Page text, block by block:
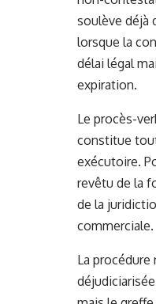
soulève déjà
lorsque la
délai légal
expiration.
Le procès-
constitue
exécutoire.
revêtu de la
de la
commerciale.
La